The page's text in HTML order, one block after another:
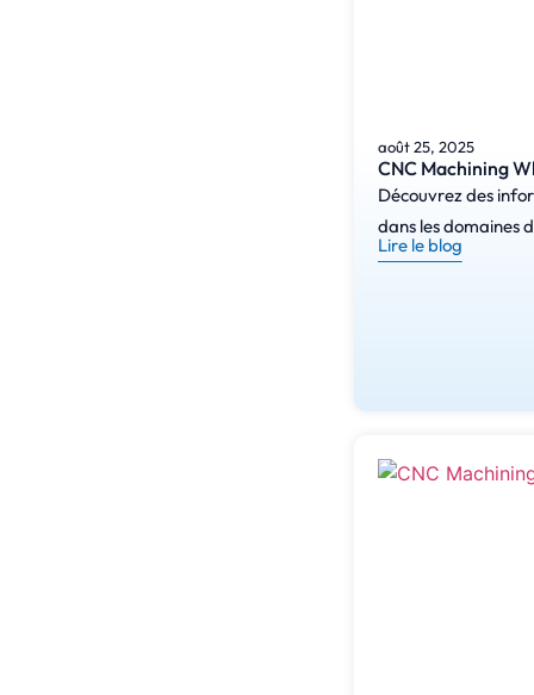
août 25, 2025
CNC Machining
Découvrez des
dans les domaines
Lire le blog